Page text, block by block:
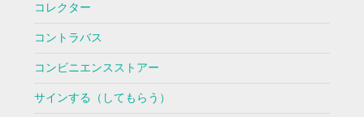
コレクター
コントラバス
コンビニエンスストアー
サインする（してもらう）